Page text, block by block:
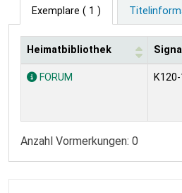
Exemplare ( 1 )
Exemplare
Heimatbibliothek
FORUM K120-
Anzahl Vormerkungen: 0